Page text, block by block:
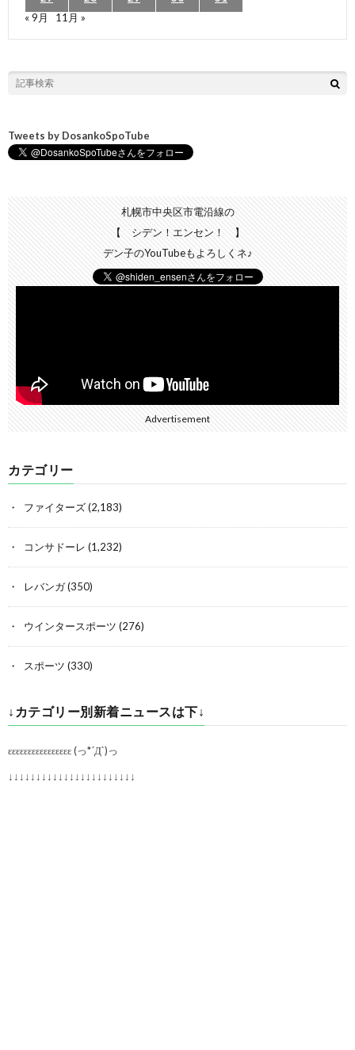
« 9月
11月 »
Tweets by DosankoSpoTube
札幌市中央区市電沿線の
【 シデン！エンセン！ 】
デン子のYouTubeもよろしくネ♪
Advertisement
カテゴリー
ファイターズ(2,183)
コンサドーレ (1,232)
レバンガ(350)
ウインタースポーツ (276)
スポーツ (330)
↓カテゴリー別新着ニュースは下↓
εεεεεεεεεεεεεεεε (っ*´Д`)っ
↓↓↓↓↓↓↓↓↓↓↓↓↓↓↓↓↓↓↓↓↓↓↓